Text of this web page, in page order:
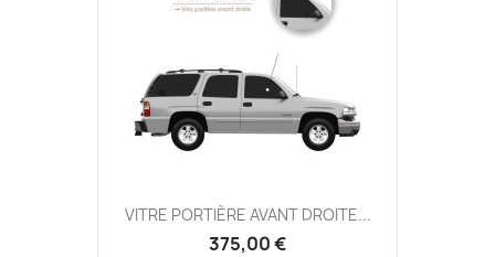
VITRE PORTIÈRE AVANT DROITE...
375,00 €